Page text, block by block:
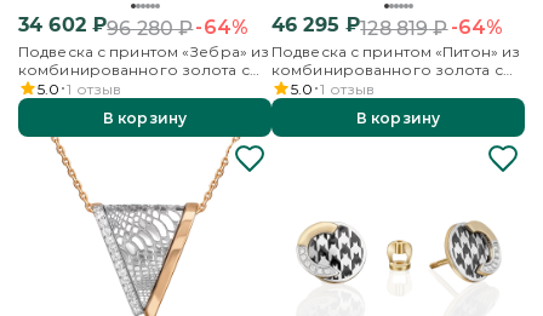
34 602₽96 280₽-64%
Подвеска с принтом «Зебра» из
комбинированного золота с
фианитами и эмалью
5.0 1 отзыв
В корзину
46 295 ₽128 819₽-64%
Подвеска с принтом «Питон» из
комбинированного золота с
фианитами
5.0 1 отзыв
В корзину